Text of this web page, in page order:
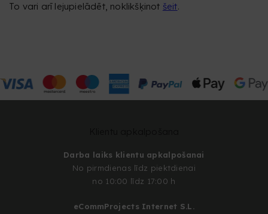
To vari arī lejupielādēt, noklikšķinot šeit.
Darba laiks klientu apkalpošanai
No pirmdienas līdz piektdienai
no 10:00 līdz 17:00 h
eCommProjects Internet S.L.